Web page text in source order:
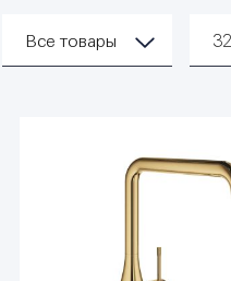
Все товары